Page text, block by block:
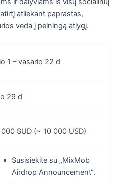
atliekant paprastas,
veda į pelningą atlygį.
1 – vasario 22 d
29 d
SUD (~ 10 000 USD)
Susisiekite su „MixMob
Airdrop Announcement“.